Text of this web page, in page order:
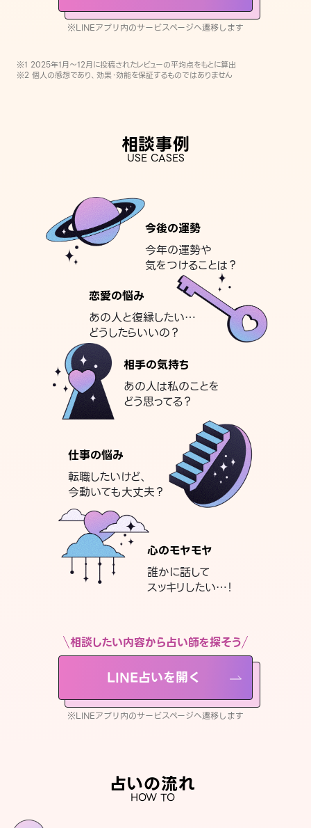
※LINEアプリ内のサービスページへ遷移します
※1 2025年1月〜12月に投稿されたレビューの平均点をもとに算出
※2 個人の感想であり、効果・効能を保証するものではありません
相談事例
USE CASES
今後の運勢
今年の運勢や
気をつけることは？
恋愛の悩み
あの人と復縁したい…
どうしたらいいの？
相手の気持ち
あの人は私のことを
どう思ってる？
仕事の悩み
転職したいけど、
今動いても大丈夫？
心のモヤモヤ
誰かに話して
スッキリしたい…！
相談したい内容から占い師を探そう
LINE占いを開く
※LINEアプリ内のサービスページへ遷移します
占いの流れ
HOW TO